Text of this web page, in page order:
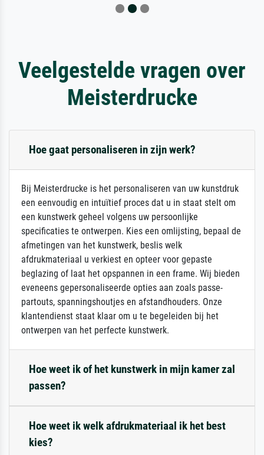
Veelgestelde vragen over
Meisterdrucke
Hoe gaat personaliseren in zijn werk?
Bij Meisterdrucke is het personaliseren van uw kunstdruk
een eenvoudig en intuïtief proces dat u in staat stelt om
een kunstwerk geheel volgens uw persoonlijke
specificaties te ontwerpen. Kies een omlijsting, bepaal de
afmetingen van het kunstwerk, beslis welk
afdrukmateriaal u verkiest en opteer voor gepaste
beglazing of laat het opspannen in een frame. Wij bieden
eveneens gepersonaliseerde opties aan zoals passe-
partouts, spanningshoutjes en afstandhouders. Onze
klantendienst staat klaar om u te begeleiden bij het
ontwerpen van het perfecte kunstwerk.
Hoe weet ik of het kunstwerk in mijn kamer zal
passen?
Hoe weet ik welk afdrukmateriaal ik het best
kies?